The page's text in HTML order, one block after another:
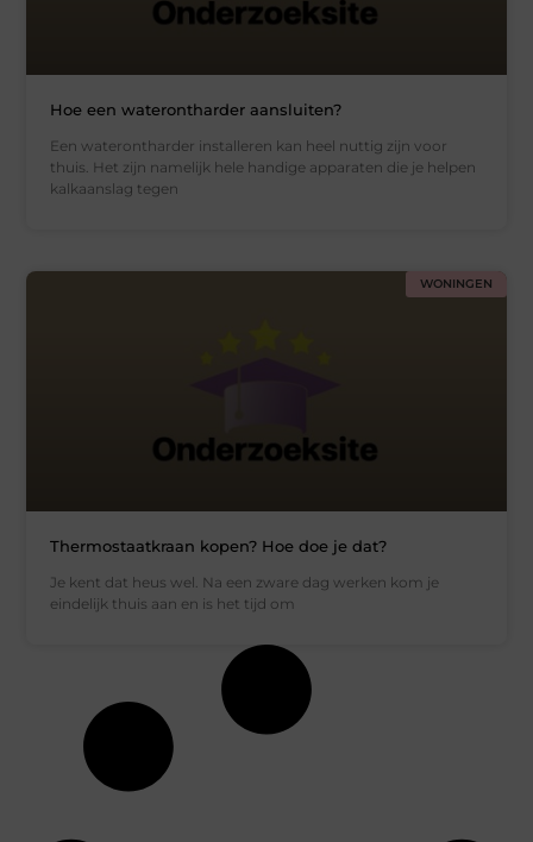
Hoe een waterontharder aansluiten?
Een waterontharder installeren kan heel nuttig zijn voor
thuis. Het zijn namelijk hele handige apparaten die je helpen
kalkaanslag tegen
WONINGEN
Thermostaatkraan kopen? Hoe doe je dat?
Je kent dat heus wel. Na een zware dag werken kom je
eindelijk thuis aan en is het tijd om